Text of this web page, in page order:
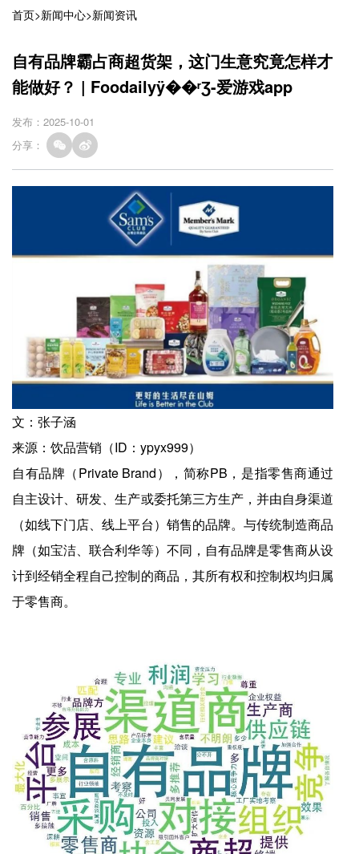
首页>新闻中心>新闻资讯
自有品牌霸占商超货架，这门生意究竟怎样才
能做好？ | Foodailyÿ��ʳƷ-爱游戏app
发布：2025-10-01
分享：
文：张子涵
来源：饮品营销（ID：ypyx999）
自有品牌（Private Brand），简称PB，是指零售商通过
自主设计、研发、生产或委托第三方生产，并由自身渠道
（如线下门店、线上平台）销售的品牌。与传统制造商品
牌（如宝洁、联合利华等）不同，自有品牌是零售商从设
计到经销全程自己控制的商品，其所有权和控制权均归属
于零售商。